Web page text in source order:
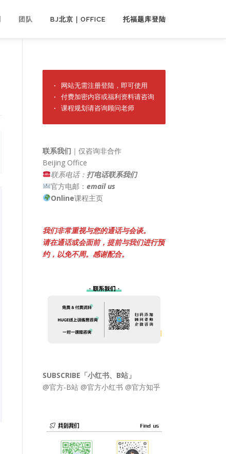
团队 BJ北京｜OFFICE 托福题库登陆
· 网站无需注册登陆，即可使用
· 付费加密内容或福利资料请咨询
· 课程规划请咨询顾问老师
联系我们 ｜仅咨询非合作
Beijing Office
联系电话： 打电话联系我们
官方电邮： email us
Online课程主页
我们非常重视与您的通话与会谈。
请在通话或会面前，提前与我们进行预
约，以免不周。感谢配合。
SUBSCRIBE「小红书、B站」
@官方-B站 @官方小红书 @官方知乎